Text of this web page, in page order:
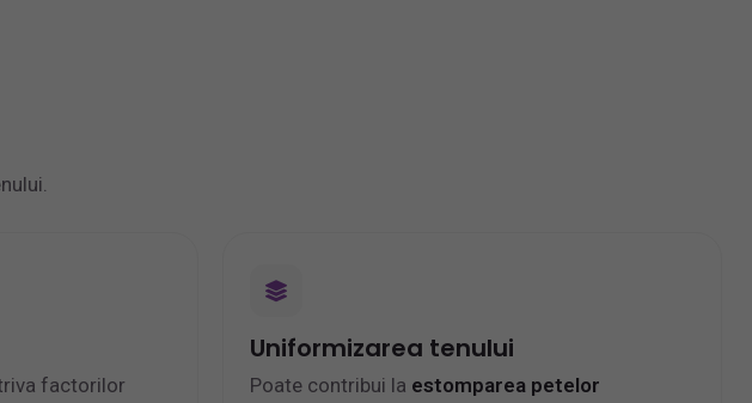
factorilor
Uniformizarea tenului
Poate contribui la estomparea petelor